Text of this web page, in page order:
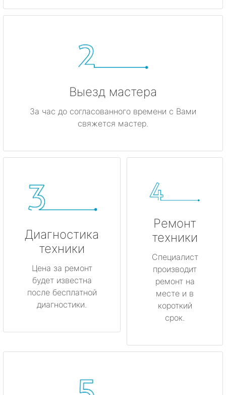
Выезд мастера
За час до согласованного времени с Вами
свяжется мастер.
Диагностика
техники
Цена за ремонт
будет известна
после бесплатной
диагностики.
Ремонт
техники
Специалист
производит
ремонт на
месте и в
короткий
срок.